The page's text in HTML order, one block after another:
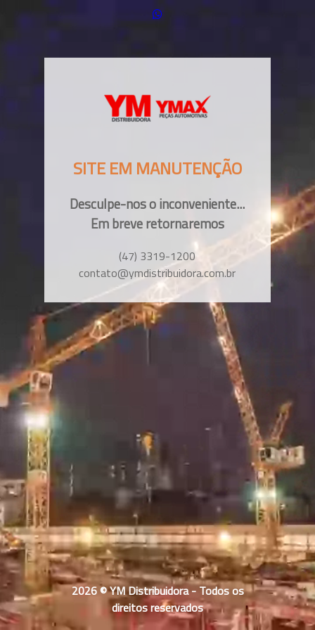
SITE EM MANUTENÇÃO
Desculpe-nos o inconveniente...
Em breve retornaremos
(47) 3319-1200
contato@ymdistribuidora.com.br
2026 © YM Distribuidora - Todos os
direitos reservados